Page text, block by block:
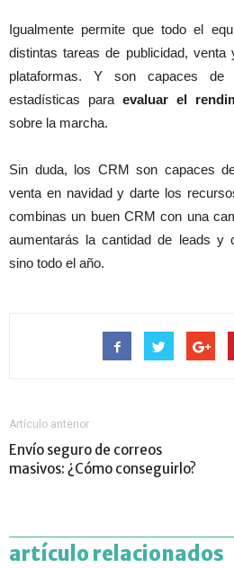
Igualmente permite que todo el
distintas tareas de publicidad,
plataformas. Y son capaces de
estadísticas para evaluar el
sobre la marcha.
Sin duda, los CRM son capaces
venta en navidad y darte los
combinas un buen CRM con una
aumentarás la cantidad de leads y
sino todo el año.
Artículo anterior
Envío seguro de correos
masivos: ¿Cómo conseguirlo?
artículo relacionados